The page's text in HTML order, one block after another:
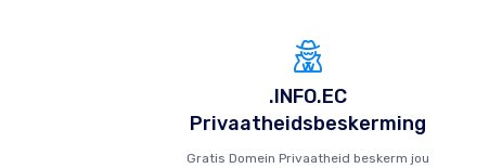
.INFO.EC
Privaatheidsbeskerming
Gratis Domein Privaatheid beskerm jou